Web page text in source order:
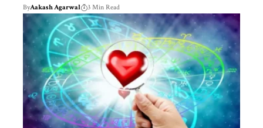
ByAakash Agarwal 3 Min Read